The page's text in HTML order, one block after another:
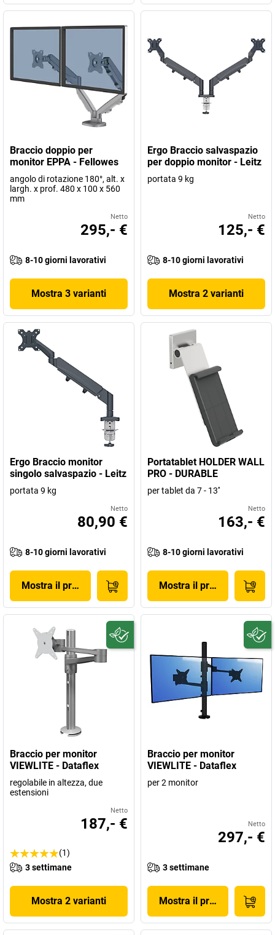
Braccio doppio per
monitor EPPA - Fellowes
angolo di rotazione 180°, alt. x
largh. x prof. 480 x 100 x 560
mm
Netto
295,- €
8-10 giorni lavorativi
Mostra 3 varianti
Ergo Braccio salvaspazio
per doppio monitor - Leitz
portata 9 kg
Netto
125,- €
8-10 giorni lavorativi
Mostra 2 varianti
Ergo Braccio monitor
singolo salvaspazio - Leitz
portata 9 kg
Netto
80,90 €
8-10 giorni lavorativi
Mostra il prodotto
Portatablet HOLDER WALL
PRO - DURABLE
per tablet da 7 - 13''
Netto
163,- €
8-10 giorni lavorativi
Mostra il prodotto
Braccio per monitor
VIEWLITE - Dataflex
regolabile in altezza, due
estensioni
Netto
187,- €
(1)
3 settimane
Mostra 2 varianti
Braccio per monitor
VIEWLITE - Dataflex
per 2 monitor
Netto
297,- €
3 settimane
Mostra il prodotto